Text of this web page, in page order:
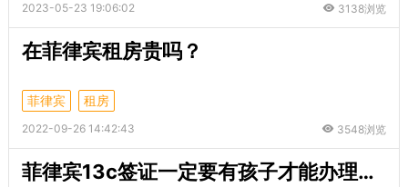
2023-05-23 19:06:02 3138浏览
在菲律宾租房贵吗？
菲律宾 租房
2022-09-26 14:42:43 3548浏览
菲律宾13c签证一定要有孩子才能办理吗？